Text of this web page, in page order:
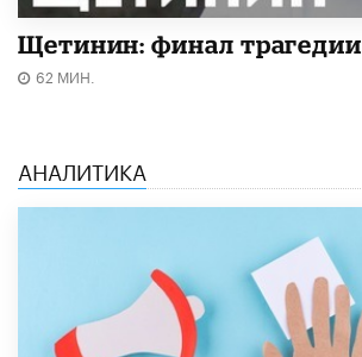
Щетинин: финал трагедии
62 МИН.
АНАЛИТИКА